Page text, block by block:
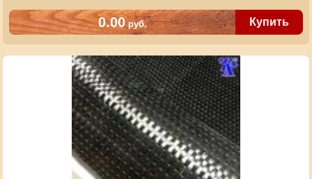
0.00руб.
Артикул:
BANDF 500/200